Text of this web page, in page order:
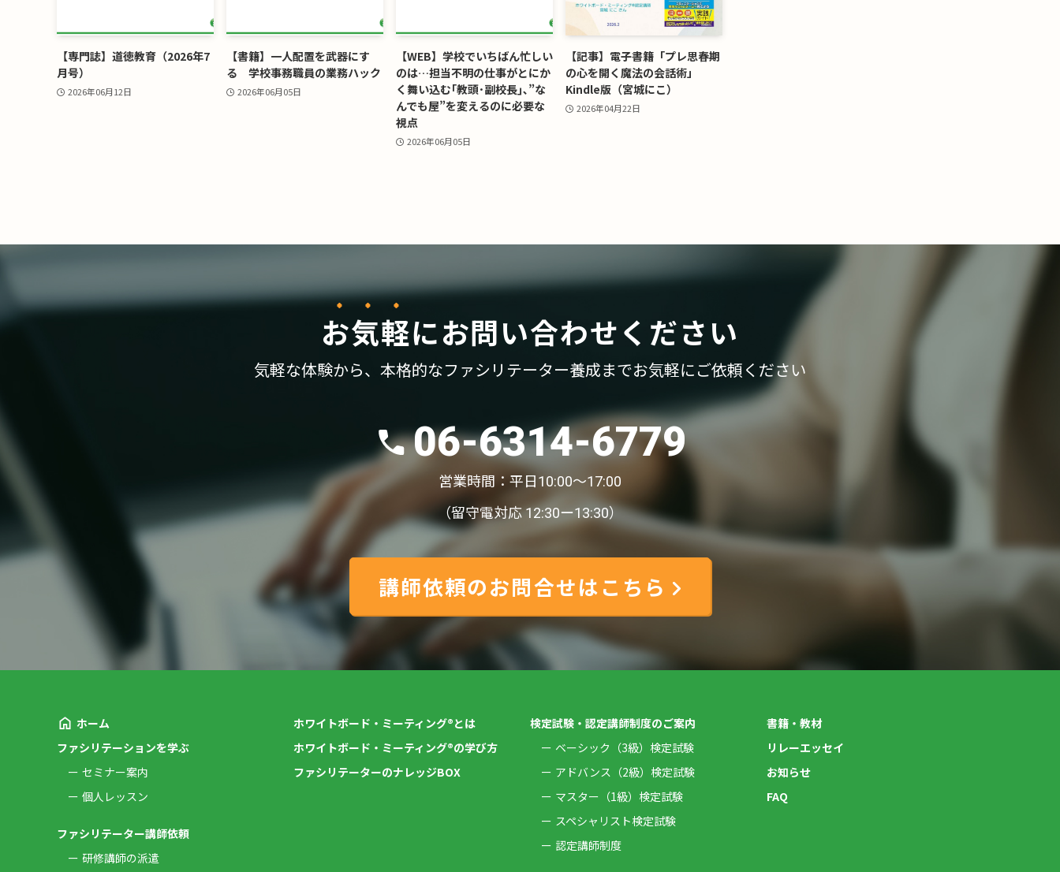
【専門誌】道徳教育（2026年7
月号）
2026年06月12日
【書籍】一人配置を武器にす
る 学校事務職員の業務ハック
2026年06月05日
【WEB】学校でいちばん忙しい
のは…担当不明の仕事がとにか
く舞い込む｢教頭･副校長｣､”な
んでも屋”を変えるのに必要な
視点
2026年06月05日
【記事】電子書籍「プレ思春期
の心を開く魔法の会話術」
Kindle版（宮城にこ）
2026年04月22日
お気軽にお問い合わせください
気軽な体験から、 本格的なファシリテーター養成までお気軽にご依頼ください
06-6314-6779
営業時間：平日10:00〜17:00
（留守電対応 12:30ー13:30）
講師依頼のお問合せはこちら
ホーム
ファシリテーションを学ぶ
セミナー案内
個人レッスン
ファシリテーター講師依頼
研修講師の派遣
ホワイトボード・ミーティング®とは
ホワイトボード・ミーティング®の学び方
ファシリテーターのナレッジBOX
検定試験・認定講師制度のご案内
ベーシック（3級）検定試験
アドバンス（2級）検定試験
マスター（1級）検定試験
スペシャリスト検定試験
認定講師制度
書籍・教材
リレーエッセイ
お知らせ
FAQ